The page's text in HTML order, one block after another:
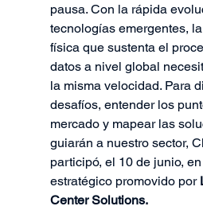
pausa. Con la rápida
tecnologías emergentes,
física que sustenta el
datos a nivel global
la misma velocidad. Para
desafíos, entender los
mercado y mapear las
guiarán a nuestro sector,
participó, el 10 de junio,
estratégico promovido por
Center Solutions.